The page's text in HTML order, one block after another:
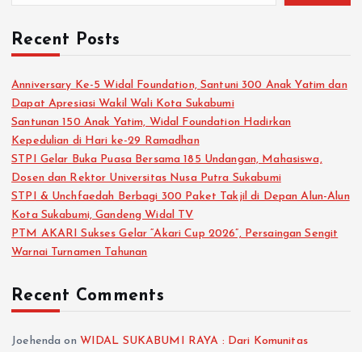
Recent Posts
‎Anniversary Ke-5 Widal Foundation, Santuni 300 Anak Yatim dan
Dapat Apresiasi Wakil Wali Kota Sukabumi
Santunan 150 Anak Yatim, Widal Foundation Hadirkan
Kepedulian di Hari ke-29 Ramadhan
STPI Gelar Buka Puasa Bersama 185 Undangan, Mahasiswa,
Dosen dan Rektor Universitas Nusa Putra Sukabumi
‎STPI & Unchfaedah Berbagi 300 Paket Takjil di Depan Alun-Alun
Kota Sukabumi, Gandeng Widal TV
PTM AKARI Sukses Gelar “Akari Cup 2026”, Persaingan Sengit
Warnai Turnamen Tahunan
Recent Comments
Joehenda on WIDAL SUKABUMI RAYA : Dari Komunitas